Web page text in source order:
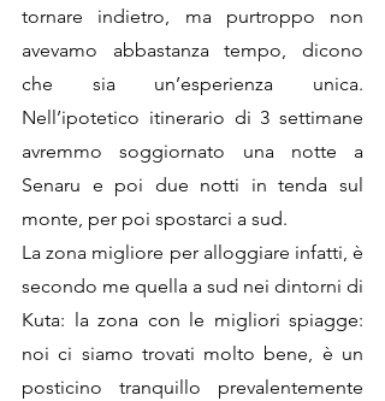
tornare indietro, ma purtroppo non
avevamo abbastanza tempo, dicono
che sia un’esperienza unica.
Nell’ipotetico itinerario di 3 settimane
avremmo soggiornato una notte a
Senaru e poi due notti in tenda sul
monte, per poi spostarci a sud.
La zona migliore per alloggiare infatti, è
secondo me quella a sud nei dintorni di
Kuta: la zona con le migliori spiagge:
noi ci siamo trovati molto bene, è un
posticino tranquillo prevalentemente